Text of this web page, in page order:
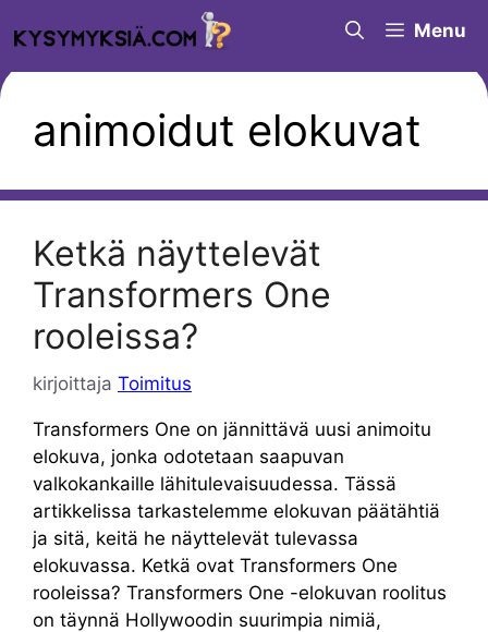
sisältöön
Menu
animoidut elokuvat
Ketkä näyttelevät
Transformers One
rooleissa?
kirjoittaja Toimitus
Transformers One on jännittävä uusi animoitu
elokuva, jonka odotetaan saapuvan
valkokankaille lähitulevaisuudessa. Tässä
artikkelissa tarkastelemme elokuvan päätähtiä
ja sitä, keitä he näyttelevät tulevassa
elokuvassa. Ketkä ovat Transformers One
rooleissa? Transformers One -elokuvan roolitus
on täynnä Hollywoodin suurimpia nimiä,